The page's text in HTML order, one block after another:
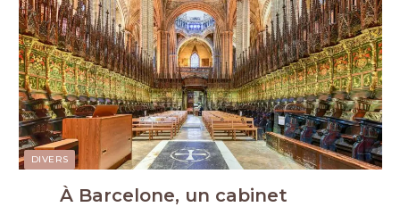
DIVERS
À Barcelone, un cabinet